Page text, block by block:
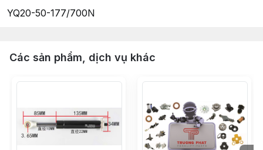
YQ20-50-177/700N
Các sản phẩm, dịch vụ khác